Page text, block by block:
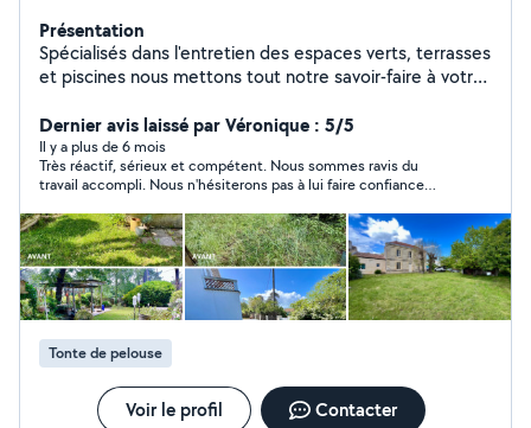
Présentation
Spécialisés dans l'entretien des espaces verts, terrasses
et piscines nous mettons tout notre savoir-faire à votre
dépoussiérage, lavage haute pression, traitement des
matériaux (bois, pierre, etc.). Jardins : Tonte de
pelouse, taille de haies, désherbage, débroussaillage,
embellissement paysager, aménagement de jardin,
petit élagage. Que ce soit pour un entretien régulier ou
ponctuel, je m'adapterai à vos besoins pour que votre
extérieur reste propre, sécurisé et agréable en toute
saison.
Dernier avis laissé par Véronique : 5/5
Il y a plus de 6 mois
Très réactif, sérieux et compétent. Nous sommes ravis du
travail accompli. Nous n'hésiterons pas à lui faire confiance
Tonte de pelouse
Voir le profil Contacter